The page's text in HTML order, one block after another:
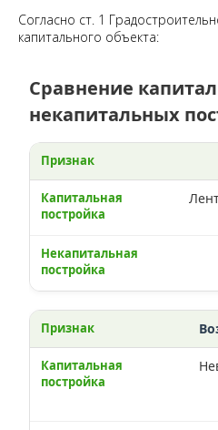
Согласно ст. 1
капитального объекта:
Сравнение
некапитальных